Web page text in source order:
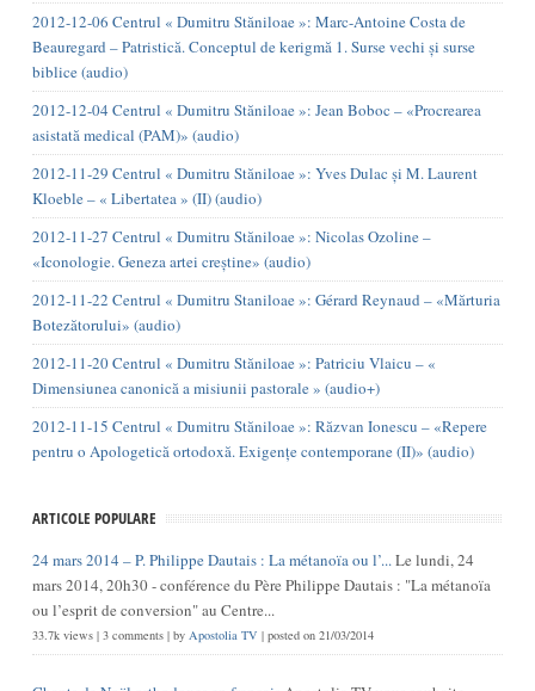
2012-12-06 Centrul « Dumitru Stăniloae »: Marc-Antoine Costa de
Beauregard – Patristică. Conceptul de kerigmă 1. Surse vechi și surse
biblice (audio)
2012-12-04 Centrul « Dumitru Stăniloae »: Jean Boboc – «Procrearea
asistată medical (PAM)» (audio)
2012-11-29 Centrul « Dumitru Stăniloae »: Yves Dulac și M. Laurent
Kloeble – « Libertatea » (II) (audio)
2012-11-27 Centrul « Dumitru Stăniloae »: Nicolas Ozoline –
«Iconologie. Geneza artei creștine» (audio)
2012-11-22 Centrul « Dumitru Staniloae »: Gérard Reynaud – «Mărturia
Botezătorului» (audio)
2012-11-20 Centrul « Dumitru Stăniloae »: Patriciu Vlaicu – «
Dimensiunea canonică a misiunii pastorale » (audio+)
2012-11-15 Centrul « Dumitru Stăniloae »: Răzvan Ionescu – «Repere
pentru o Apologetică ortodoxă. Exigențe contemporane (II)» (audio)
ARTICOLE POPULARE
24 mars 2014 – P. Philippe Dautais : La métanoïa ou l’...Le lundi, 24
mars 2014, 20h30 - conférence du Père Philippe Dautais : "La métanoïa
ou l’esprit de conversion" au Centre...
33.7k views| 3 comments| by Apostolia TV | posted on 21/03/2014